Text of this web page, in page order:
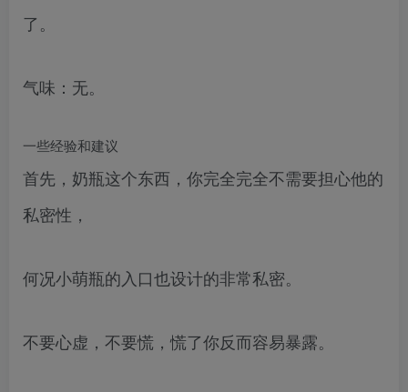
了。
气味：无。
一些经验和建议
首先，奶瓶这个东西，你完全完全不需要担心他的
私密性，
何况小萌瓶的入口也设计的非常私密。
不要心虚，不要慌，慌了你反而容易暴露。